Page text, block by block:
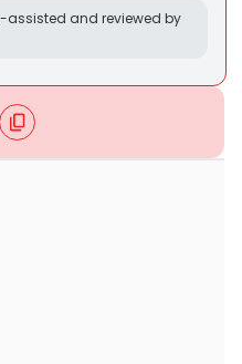
assisted and reviewed by